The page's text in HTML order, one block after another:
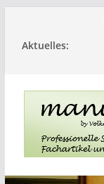
Aktuelles: